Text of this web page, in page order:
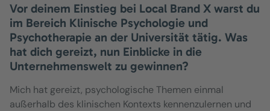
Vor deinem Einstieg bei Local Brand X warst du
im Bereich Klinische Psychologie und
Psychotherapie an der Universität tätig. Was
hat dich gereizt, nun Einblicke in die
Unternehmenswelt zu gewinnen?
Mich hat gereizt, psychologische Themen einmal
außerhalb des klinischen Kontexts kennenzulernen und